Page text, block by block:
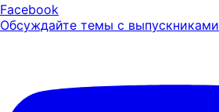
Facebook
Обсуждайте темы с выпускниками